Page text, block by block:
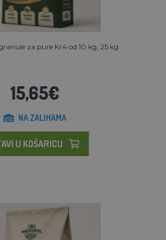
za pure Kr4 od 10 kg, 25 kg
15,65€
NA ZALIHAMA
U KOŠARICU